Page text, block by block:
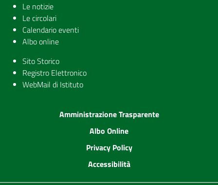
Le notizie
Le circolari
Calendario eventi
Albo online
Sito Storico
Registro Elettronico
WebMail di Istituto
Amministrazione Trasparente
Albo Online
Privacy Policy
Accessibilità